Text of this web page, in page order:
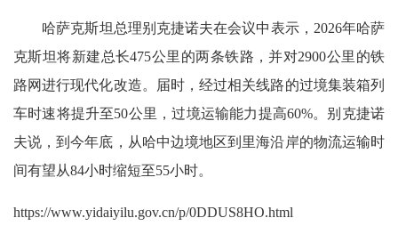
哈萨克斯坦总理别克捷诺夫在会议中表示，2026年哈萨
克斯坦将新建总长475公里的两条铁路，并对2900公里的铁
路网进行现代化改造。届时，经过相关线路的过境集装箱列
车时速将提升至50公里，过境运输能力提高60%。别克捷诺
夫说，到今年底，从哈中边境地区到里海沿岸的物流运输时
间有望从84小时缩短至55小时。
https://www.yidaiyilu.gov.cn/p/0DDUS8HO.html